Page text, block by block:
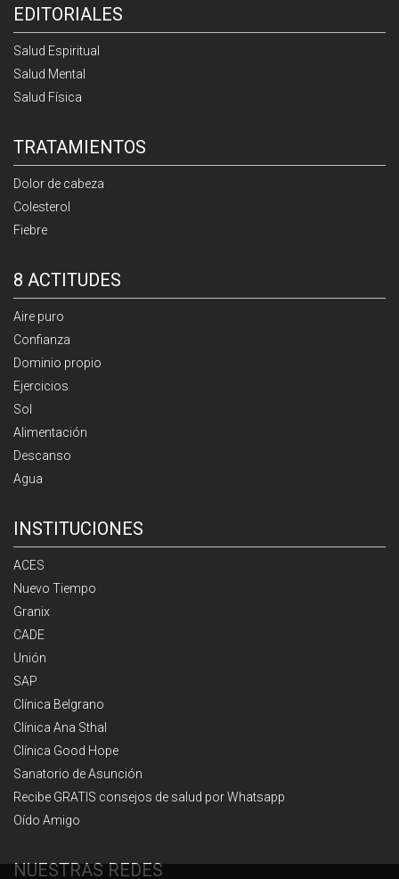
EDITORIALES
Salud Espiritual
Salud Mental
Salud Física
TRATAMIENTOS
Dolor de cabeza
Colesterol
Fiebre
8 ACTITUDES
Aire puro
Confianza
Dominio propio
Ejercicios
Sol
Alimentación
Descanso
Agua
INSTITUCIONES
ACES
Nuevo Tiempo
Granix
CADE
Unión
SAP
Clínica Belgrano
Clínica Ana Sthal
Clínica Good Hope
Sanatorio de Asunción
Recibe GRATIS consejos de salud por Whatsapp
Oído Amigo
NUESTRAS REDES